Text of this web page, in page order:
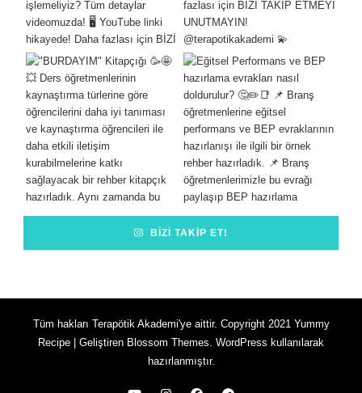
BIZI TAKIP ET!
Tüm hakları Terapötik Akademi'ye aittir. Copyright 2021 Yummy
Recipe | Geliştiren Blossom Themes WordPress kullanılarak
hazırlanmıştır.